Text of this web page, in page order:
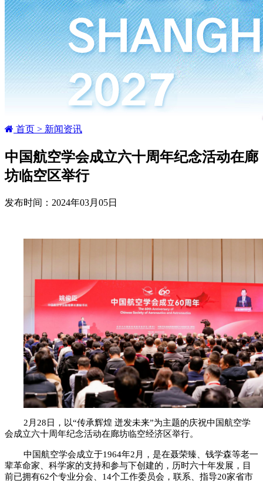
首页 > 新闻资讯
中国航空学会成立六十周年纪念活动在廊
坊临空区举行
发布时间：2024年03月05日
2月28日，以“传承辉煌 迸发未来”为主题的庆祝中国航空学
会成立六十周年纪念活动在廊坊临空经济区举行。
中国航空学会成立于1964年2月，是在聂荣臻、钱学森等老一
辈革命家、科学家的支持和参与下创建的，历时六十年发展，目
前已拥有62个专业分会、14个工作委员会，联系、指导20家省市